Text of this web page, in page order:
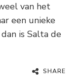
van het
een unieke
is Salta de
SHARE